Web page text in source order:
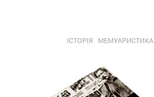
ІСТОРІЯ МЕМУАРИСТИКА